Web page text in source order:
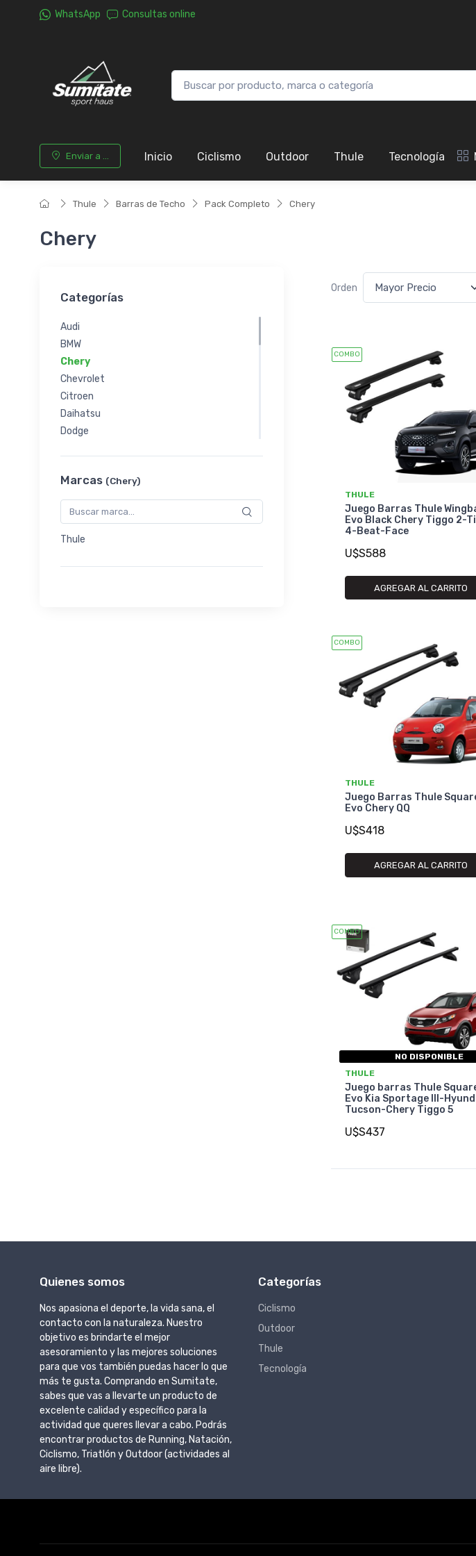
WhatsApp Consultas online
Enviar a ... Inicio Ciclismo Outdoor Thule Tecnología
Thule Barras de Techo Pack Completo Chery
Chery
Categorías
Audi
BMW
Chery
Chevrolet
Citroen
Daihatsu
Dodge
Haval
Honda
Hyundai
Jac
Kia
Marcas (Chery)
Thule
Orden
COMBO
THULE
Juego Barras Thule
Evo Black Chery Tiggo 2-
4-Beat-Face
U$S588
AGREGAR AL CARRITO
COMBO
THULE
Juego Barras Thule
Evo Chery QQ
U$S418
AGREGAR AL CARRITO
COMBO
NO DISPONIBLE
THULE
Juego barras Thule
Evo Kia Sportage III-
Tucson-Chery Tiggo 5
U$S437
Quienes somos
Nos apasiona el deporte, la vida sana, el
contacto con la naturaleza. Nuestro
objetivo es brindarte el mejor
asesoramiento y las mejores soluciones
para que vos también puedas hacer lo que
más te gusta. Comprando en Sumitate,
sabes que vas a llevarte un producto de
excelente calidad y específico para la
actividad que queres llevar a cabo. Podrás
encontrar productos de Running, Natación,
Ciclismo, Triatlón y Outdoor (actividades al
aire libre).
Categorías
Ciclismo
Outdoor
Thule
Tecnología